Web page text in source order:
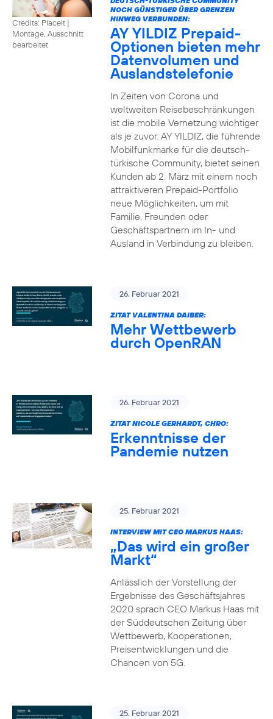
Credits: Placeit |
Montage, Ausschnitt
bearbeitet
NOCH GÜNSTIGER ÜBER GRENZEN
HINWEG VERBUNDEN:
AY YILDIZ Prepaid-
Optionen bieten mehr
Datenvolumen und
Auslandstelefonie
In Zeiten von Corona und
weltweiten Reisebeschränkungen
ist die mobile Vernetzung wichtiger
als je zuvor. AY YILDIZ, die führende
Mobilfunkmarke für die deutsch-
türkische Community, bietet seinen
Kunden ab 2. März mit einem noch
attraktiveren Prepaid-Portfolio
neue Möglichkeiten, um mit
Familie, Freunden oder
Geschäftspartnern im In- und
Ausland in Verbindung zu bleiben.
26. Februar 2021
ZITAT VALENTINA DAIBER:
Mehr Wettbewerb
durch OpenRAN
26. Februar 2021
ZITAT NICOLE GERHARDT, CHRO:
Erkenntnisse der
Pandemie nutzen
25. Februar 2021
INTERVIEW MIT CEO MARKUS HAAS:
„Das wird ein großer
Markt“
Anlässlich der Vorstellung der
Ergebnisse des Geschäftsjahres
2020 sprach CEO Markus Haas mit
der Süddeutschen Zeitung über
Wettbewerb, Kooperationen,
Preisentwicklungen und die
Chancen von 5G.
25. Februar 2021